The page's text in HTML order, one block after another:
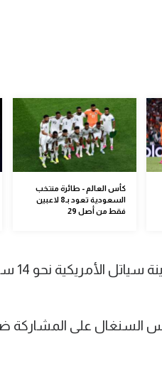
كأس العالم - طائرة منتخب
السعودية تعود بـ8 لاعبين
فقط من أصل 29
نحو 14 ساعة طيران.